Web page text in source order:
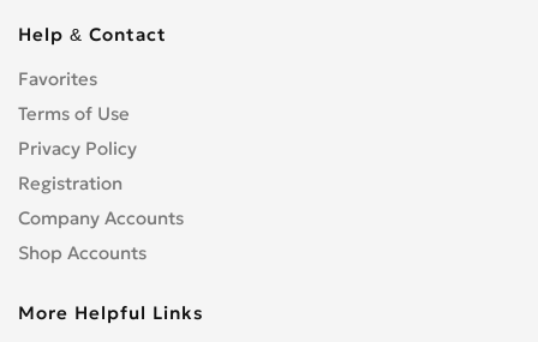
Help & Contact
Favorites
Terms of Use
Privacy Policy
Registration
Company Accounts
Shop Accounts
More Helpful Links